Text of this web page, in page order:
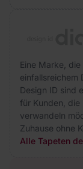
Eine Marke,
einfallsreichem
Design ID sind
für Kunden, die
verwandeln
Zuhause ohne
Alle Tapeten